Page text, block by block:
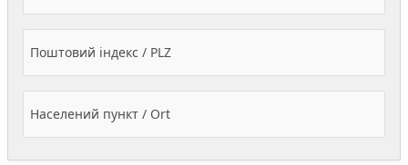
Поштовий індекс / PLZ
Населений пункт / Ort